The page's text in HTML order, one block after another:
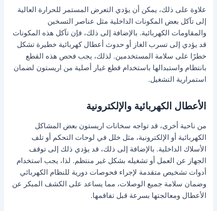
علاوة على ذلك، يمكن أن يؤدي التعرض المستمر للحرارة العالية
إلى تآكل بعض المكونات الداخلية مثل عناصر التسخين
والمقاومات الكهربائية. بالإضافة إلى ذلك، فإن تآكل هذه المكونات
قد يؤدي إلى تسرب الغاز أو حدوث أعطال كهربائية خطيرة تشكل
خطرًا على سلامة المستخدمين. لذلك، يجب فحص هذه القطع
بانتظام واستبدالها باستخدام قطع غيار أصلية من اريستون لضمان
استمرارية التشغيل.
الأعطال الكهربائية والإلكترونية
من ناحية أخرى، قد تواجه سخانات اريستون بعض المشاكل
الكهربائية أو الإلكترونية، مثل خلل في لوحات التحكم أو تلف
الأسلاك الداخلية. بالإضافة إلى ذلك، قد يؤدي ذلك إلى توقف
الجهاز عن العمل أو تشغيله بشكل غير منتظم. لذا، يجب استخدام
أدوات تشخيص متقدمة لإجراء فحوصات دورية للنظام الكهربائي
وضمان سلامة جميع الوصلات، مما يساعد على الكشف المبكر عن
الأعطال ومعالجتها بسرعة قبل تفاقمها.